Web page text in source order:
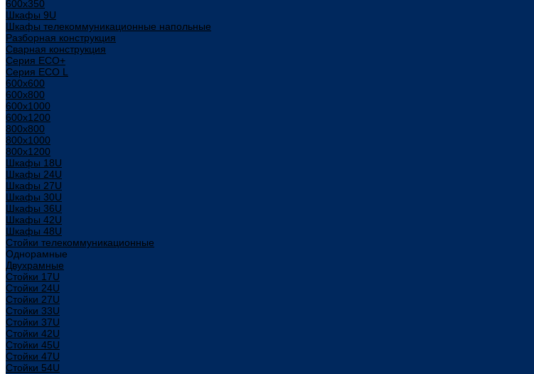
600x350
Шкафы 9U
Шкафы телекоммуникационные напольные
Разборная конструкция
Сварная конструкция
Серия ECO+
Серия ECO L
600x600
600x800
600х1000
600х1200
800x800
800х1000
800х1200
Шкафы 18U
Шкафы 24U
Шкафы 27U
Шкафы 30U
Шкафы 36U
Шкафы 42U
Шкафы 48U
Стойки телекоммуникационные
Однорамные
Двухрамные
Стойки 17U
Стойки 24U
Стойки 27U
Стойки 33U
Стойки 37U
Стойки 42U
Стойки 45U
Стойки 47U
Стойки 54U